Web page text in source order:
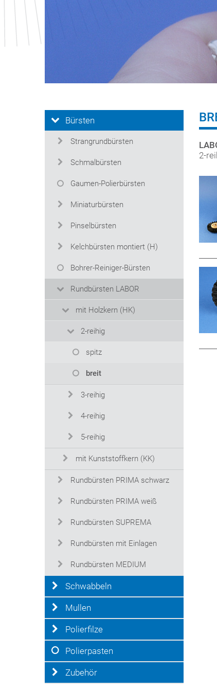
Bürsten
Strangrundbürsten
Schmalbürsten
Gaumen-Polierbürsten
Miniaturbürsten
Pinselbürsten
Kelchbürsten montiert (H)
Bohrer-Reiniger-Bürsten
Rundbürsten LABOR
mit Holzkern (HK)
2-reihig
spitz
breit
3-reihig
4-reihig
5-reihig
mit Kunststoffkern (KK)
Rundbürsten PRIMA schwarz
Rundbürsten PRIMA weiß
Rundbürsten SUPREMA
Rundbürsten mit Einlagen
Rundbürsten MEDIUM
Schwabbeln
Mullen
Polierfilze
Polierpasten
Zubehör
2-